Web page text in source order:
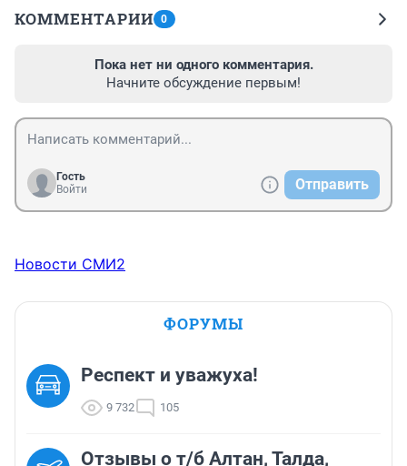
КОММЕНТАРИИ 0
Пока нет ни одного комментария.
Начните обсуждение первым!
Гость
Войти
Отправить
Новости СМИ2
ФОРУМЫ
Респект и уважуха!
9 732 105
Отзывы о т/б Алтан, Талда,